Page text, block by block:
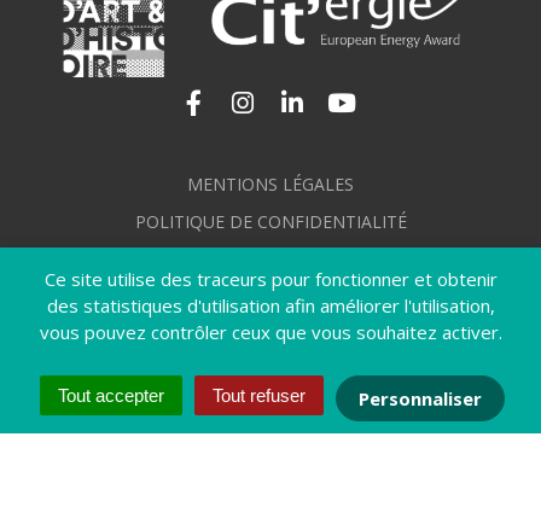
Ce site utilise des traceurs pour fonctionner et obtenir
des statistiques d'utilisation afin améliorer l'utilisation,
vous pouvez contrôler ceux que vous souhaitez activer.
Tout accepter Tout refuser Personnaliser
Lien vers le compte Facebook
Lien vers le compte Instagram
Lien vers le compte
MENTIONS LÉGALES
POLITIQUE DE CONFIDENTIALITÉ
PLAN DU SITE
CRÉDITS
ACCESSIBILITÉ : NON CONFORME